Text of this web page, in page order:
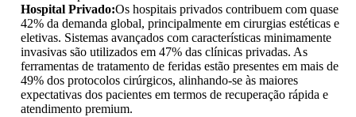
Hospital Privado:Os hospitais privados contribuem com quase
42% da demanda global, principalmente em cirurgias estéticas e
eletivas. Sistemas avançados com características minimamente
invasivas são utilizados em 47% das clínicas privadas. As
ferramentas de tratamento de feridas estão presentes em mais de
49% dos protocolos cirúrgicos, alinhando-se às maiores
expectativas dos pacientes em termos de recuperação rápida e
atendimento premium.